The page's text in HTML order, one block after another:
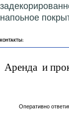
напоьное
КОНТАКТЫ:
Аренда и
Оперативно